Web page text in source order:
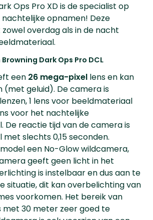
Ops Pro XD is de specialist op
opnamen! Deze
overdag als in de nacht
Dark Ops Pro DCL
een 26 mega-pixel lens en kan
(met geluid). De camera is
1 lens voor beeldmateriaal
voor het nachtelijke
De reactie tijd van de camera is
slechts 0,15 seconden.
een No-Glow wildcamera,
geeft geen licht in het
is instelbaar en dus aan te
situatie, dit kan overbelichting van
voorkomen. Het bereik van
met 30 meter zeer goed te